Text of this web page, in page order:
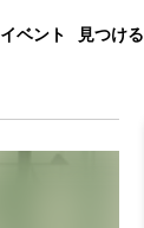
イベント 見つける